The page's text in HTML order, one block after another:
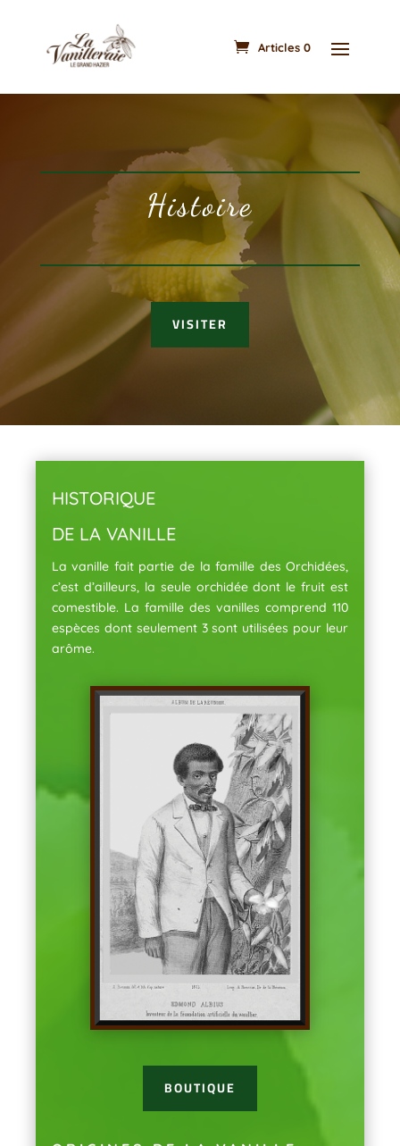
Articles 0
Histoire
VISITER
HISTORIQUE
DE LA VANILLE
La vanille fait partie de la famille des Orchidées,
c’est d’ailleurs, la seule orchidée dont le fruit est
comestible. La famille des vanilles comprend 110
espèces dont seulement 3 sont utilisées pour leur
arôme.
BOUTIQUE